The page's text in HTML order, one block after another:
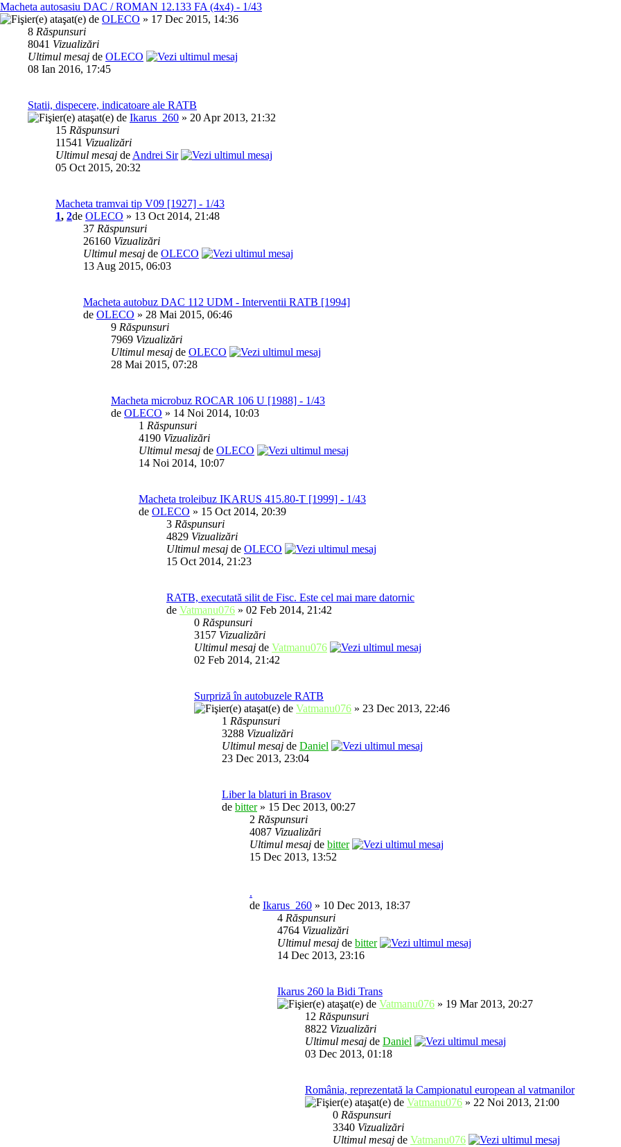
Macheta autosasiu DAC / ROMAN 12.133 FA (4x4) - 1/43
de OLECO » 17 Dec 2015, 14:36
8 Răspunsuri
8041 Vizualizări
Ultimul mesaj de OLECO
08 Ian 2016, 17:45
Statii, dispecere, indicatoare ale RATB
de Ikarus_260 » 20 Apr 2013, 21:32
15 Răspunsuri
11541 Vizualizări
Ultimul mesaj deAndrei Sir
05 Oct 2015, 20:32
Macheta tramvai tip V09 [1927] - 1/43
1, 2de OLECO » 13 Oct 2014, 21:48
37 Răspunsuri
26160 Vizualizări
Ultimul mesaj de OLECO
13 Aug 2015, 06:03
Macheta autobuz DAC 112 UDM - Interventii RATB [1994]
de OLECO » 28 Mai 2015, 06:46
9 Răspunsuri
7969 Vizualizări
Ultimul mesaj de OLECO
28 Mai 2015, 07:28
Macheta microbuz ROCAR 106 U [1988] - 1/43
de OLECO » 14 Noi 2014, 10:03
1 Răspunsuri
4190 Vizualizări
Ultimul mesaj de OLECO
14 Noi 2014, 10:07
Macheta troleibuz IKARUS 415.80-T [1999] - 1/43
de OLECO » 15 Oct 2014, 20:39
3 Răspunsuri
4829 Vizualizări
Ultimul mesaj de OLECO
15 Oct 2014, 21:23
RATB, executată silit de Fisc. Este cel mai mare datornic
de Vatmanu076 » 02 Feb 2014, 21:42
0 Răspunsuri
3157 Vizualizări
Ultimul mesaj de Vatmanu076
02 Feb 2014, 21:42
Surpriză în autobuzele RATB
de Vatmanu076 » 23 Dec 2013, 22:46
1 Răspunsuri
3288 Vizualizări
Ultimul mesaj de Daniel
23 Dec 2013, 23:04
Liber la blaturi in Brasov
de bitter» 15 Dec 2013, 00:27
2 Răspunsuri
4087 Vizualizări
Ultimul mesaj de bitter
15 Dec 2013, 13:52
.
de Ikarus_260 » 10 Dec 2013, 18:37
4 Răspunsuri
4764 Vizualizări
Ultimul mesaj de bitter
14 Dec 2013, 23:16
Ikarus 260 la Bidi Trans
de Vatmanu076 » 19 Mar 2013, 20:27
12 Răspunsuri
8822 Vizualizări
Ultimul mesaj de Daniel
03 Dec 2013, 01:18
România, reprezentată la Campionatul european al vatmanilor
de Vatmanu076 » 22 Noi 2013, 21:00
0 Răspunsuri
3340 Vizualizări
Ultimul mesaj de Vatmanu076